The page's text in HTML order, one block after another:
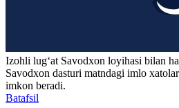
Izohli lugʻat Savodxon loyihasi bilan
Savodxon dasturi matndagi imlo
imkon beradi.
Batafsil